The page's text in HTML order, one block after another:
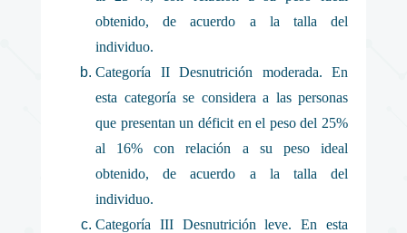
obtenido, de acuerdo a la talla del
individuo.
Categoría II Desnutrición moderada. En
esta categoría se considera a las personas
que presentan un déficit en el peso del 25%
al 16% con relación a su peso ideal
obtenido, de acuerdo a la talla del
individuo.
Categoría III Desnutrición leve. En esta